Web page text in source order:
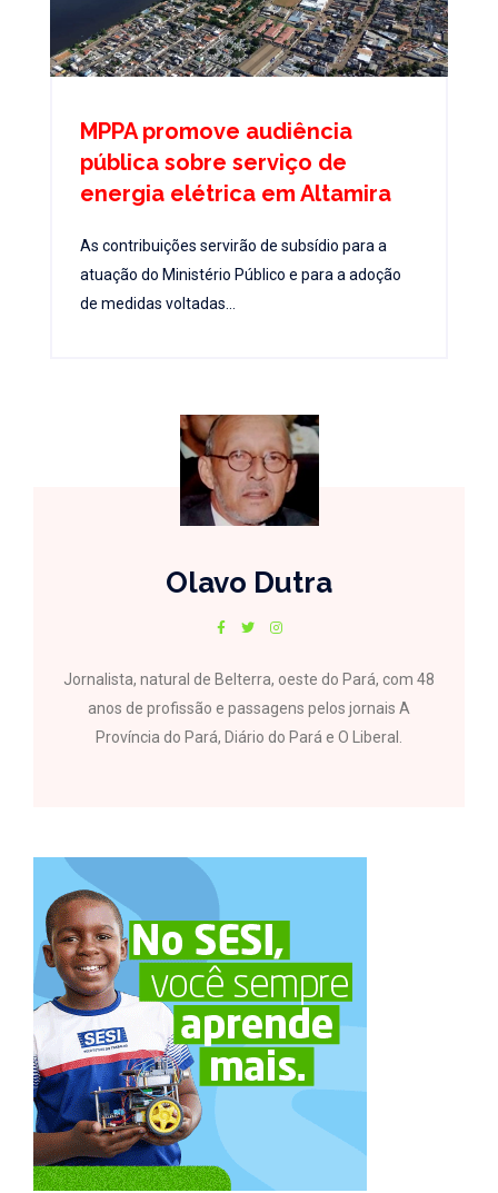
MPPA promove audiência
pública sobre serviço de
energia elétrica em Altamira
As contribuições servirão de subsídio para a
atuação do Ministério Público e para a adoção
de medidas voltadas...
Olavo Dutra
Jornalista, natural de Belterra, oeste do Pará, com 48
anos de profissão e passagens pelos jornais A
Província do Pará, Diário do Pará e O Liberal.